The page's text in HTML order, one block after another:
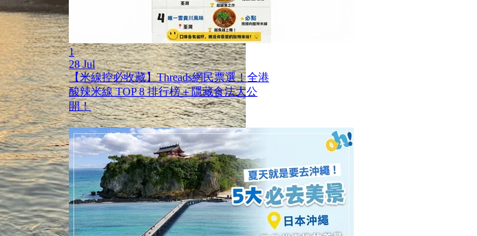
1
28 Jul
【米線控必收藏】Threads網民票選！全港
酸辣米線 TOP 8 排行榜＋隱藏食法大公
開！